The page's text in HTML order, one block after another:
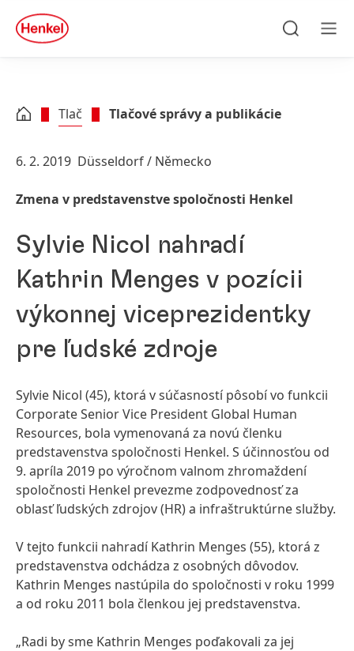
Skip to footer
quick
search
Tlač Tlačové správy a publikácie
6. 2. 2019 Düsseldorf / Německo
Zmena v predstavenstve spoločnosti Henkel
Sylvie Nicol nahradí
Kathrin Menges v pozícii
výkonnej viceprezidentky
pre ľudské zdroje
Sylvie Nicol (45), ktorá v súčasností pôsobí vo funkcii
Corporate Senior Vice President Global Human
Resources, bola vymenovaná za novú členku
predstavenstva spoločnosti Henkel. S účinnosťou od
9. apríla 2019 po výročnom valnom zhromaždení
spoločnosti Henkel prevezme zodpovednosť za
oblasť ľudských zdrojov(HR) a infraštruktúrne služby.
V tejto funkcii nahradí Kathrin Menges (55), ktorá z
predstavenstva odchádza z osobných dôvodov.
Kathrin Menges nastúpila do spoločnosti v roku 1999
a od roku 2011 bola členkou jej predstavenstva.
„Radi by sme Kathrin Menges poďakovali za jej